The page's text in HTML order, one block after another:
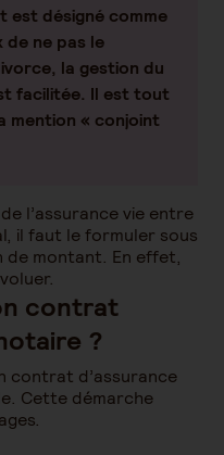
est désigné comme
de ne pas le
la gestion du
facilitée. Il est tout
mention « conjoint
l’assurance vie entre
il faut le formuler sous
montant. En effet,
contrat
?
contrat d’assurance
Cette démarche